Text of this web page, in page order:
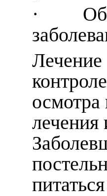
·
Лечение
осмотра
лечения